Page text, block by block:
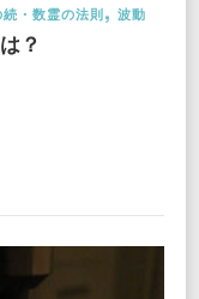
・数霊の法則
波動
？